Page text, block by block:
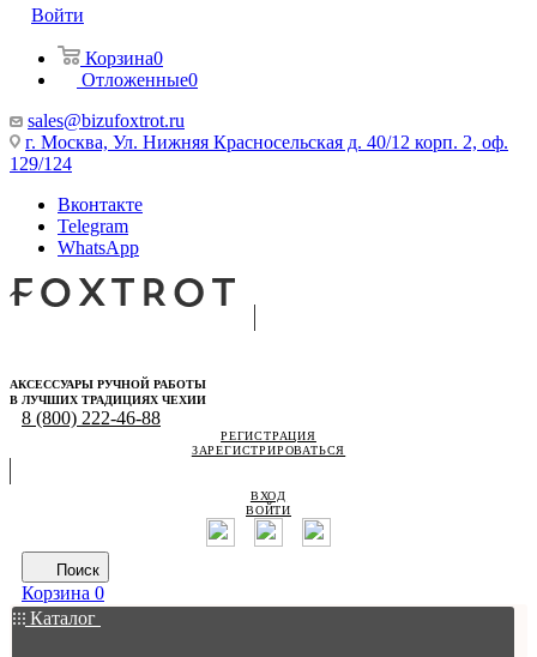
Войти
Корзина0
Отложенные0
sales@bizufoxtrot.ru
г. Москва, Ул. Нижняя Красносельская д. 40/12 корп. 2, оф.
129/124
Вконтакте
Telegram
WhatsApp
АКСЕССУАРЫ РУЧНОЙ РАБОТЫ
В ЛУЧШИХ ТРАДИЦИЯХ ЧЕХИИ
8 (800) 222-46-88
РЕГИСТРАЦИЯ
ЗАРЕГИСТРИРОВАТЬСЯ
ВХОД
ВОЙТИ
Поиск
Корзина 0
Каталог